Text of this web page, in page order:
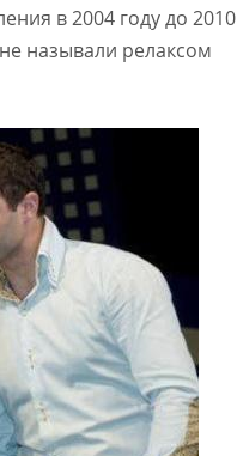
в 2004 году до 2010
называли релаксом